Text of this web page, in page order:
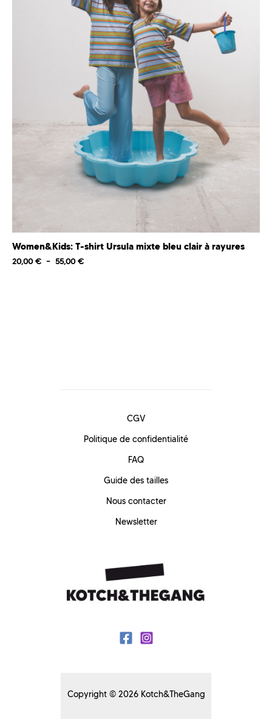
Women&Kids: T-shirt Ursula mixte bleu clair à rayures
20,00€ – 55,00€
CGV
Politique de confidentialité
FAQ
Guide des tailles
Nous contacter
Newsletter
Copyright © 2026 Kotch&TheGang